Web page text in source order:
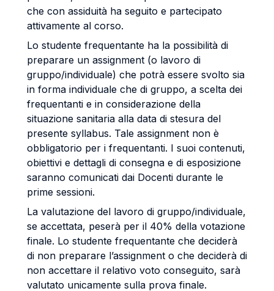
che con assiduità ha seguito e partecipato
attivamente al corso.
Lo studente frequentante ha la possibilità di
preparare un assignment (o lavoro di
gruppo/individuale) che potrà essere svolto sia
in forma individuale che di gruppo, a scelta dei
frequentanti e in considerazione della
situazione sanitaria alla data di stesura del
presente syllabus. Tale assignment non è
obbligatorio per i frequentanti. I suoi contenuti,
obiettivi e dettagli di consegna e di esposizione
saranno comunicati dai Docenti durante le
prime sessioni.
La valutazione del lavoro di gruppo/individuale,
se accettata, peserà per il 40% della votazione
finale. Lo studente frequentante che deciderà
di non preparare l’assignment o che deciderà di
non accettare il relativo voto conseguito, sarà
valutato unicamente sulla prova finale.